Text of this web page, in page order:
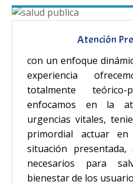
Atención
con un enfoque
experiencia
totalmente
enfocamos en la
urgencias vitales,
primordial actuar
situación
necesarios para
bienestar de los